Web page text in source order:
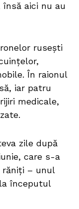
aici nu au
rusești
În raionul
iar patru
medicale,
zile după
care s-a
răniți – unul
începutul